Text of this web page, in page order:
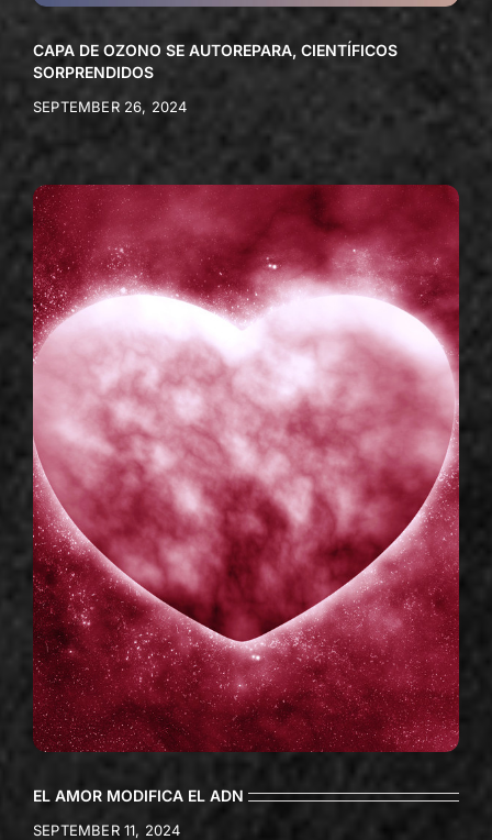
CAPA DE OZONO SE AUTOREPARA, CIENTÍFICOS
SORPRENDIDOS
SEPTEMBER 26, 2024
EL AMOR MODIFICA EL ADN
SEPTEMBER 11, 2024